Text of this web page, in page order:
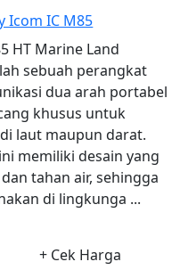
Icom IC M85
HT Marine Land
sebuah perangkat
dua arah portabel
khusus untuk
laut maupun darat.
memiliki desain yang
tahan air, sehingga
di lingkunga ...
+ Cek Harga